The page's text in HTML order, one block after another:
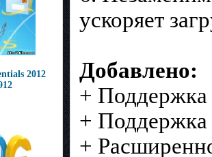
2012
ускоряет
Добавлено:
+ Поддержка
+ Поддержка
+